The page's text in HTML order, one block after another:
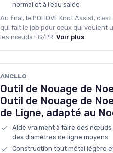
normal et à l’eau salée
Au final, le POHOVE Knot Assist,
qui fait le job pour ceux qui veulent
les nœuds FG/PR. Voir plus
‎ANCLLO
Outil de Nouage de
Outil de Nouage de
de Ligne, adapté au
Aide vraiment à faire des nœuds
des diamètres de ligne moyens
Construction tout métal légère